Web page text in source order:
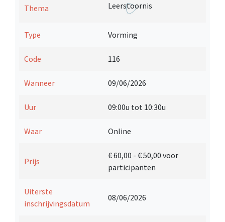
Thema Leerstoornis
Type Vorming
Code 116
Wanneer 09/06/2026
Uur 09:00u tot 10:30u
Waar Online
Prijs
€ 60,00 - € 50,00 voor
participanten
Uiterste
inschrijvingsdatum
08/06/2026